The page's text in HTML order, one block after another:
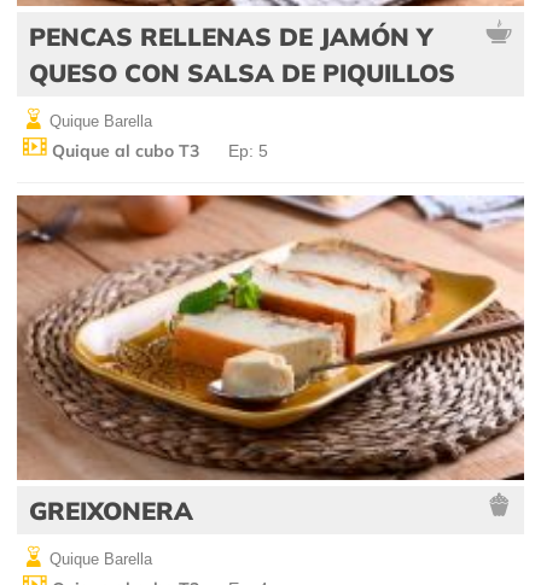
PENCAS RELLENAS DE JAMÓN Y
QUESO CON SALSA DE PIQUILLOS
Quique Barella
Quique al cubo T3 Ep: 5
GREIXONERA
Quique Barella